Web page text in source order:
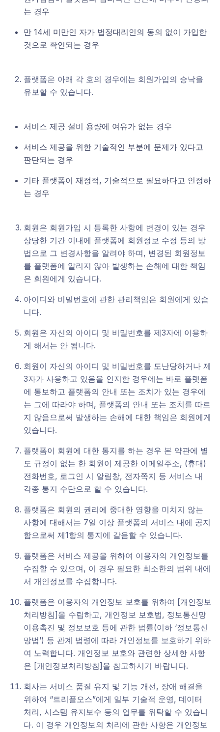
는 경우
만 14세 미만인 자가 법정대리인의 동의 없이 가입한
것으로 확인되는 경우
플랫폼은 아래 각 호의 경우에는 회원가입의 승낙을
유보할 수 있습니다.
서비스 제공 설비 용량에 여유가 없는 경우
서비스 제공을 위한 기술적인 부분에 문제가 있다고
판단되는 경우
기타 플랫폼이 재정적, 기술적으로 필요하다고 인정하
는 경우
회원은 회원가입 시 등록한 사항에 변경이 있는 경우
상당한 기간 이내에 플랫폼에 회원정보 수정 등의 방
법으로 그 변경사항을 알려야 하며, 변경된 회원정보
를 플랫폼에 알리지 않아 발생하는 손해에 대한 책임
은 회원에게 있습니다.
아이디와 비밀번호에 관한 관리책임은 회원에게 있습
니다.
회원은 자신의 아이디 및 비밀번호를 제3자에 이용하
게 해서는 안 됩니다.
회원이 자신의 아이디 및 비밀번호를 도난당하거나 제
3자가 사용하고 있음을 인지한 경우에는 바로 플랫폼
에 통보하고 플랫폼의 안내 또는 조치가 있는 경우에
는 그에 따라야 하며, 플랫폼의 안내 또는 조치를 따르
지 않음으로써 발생하는 손해에 대한 책임은 회원에게
있습니다.
플랫폼이 회원에 대한 통지를 하는 경우 본 약관에 별
도 규정이 없는 한 회원이 제공한 이메일주소, (휴대)
전화번호, 로그인 시 알림창, 전자쪽지 등 서비스 내
각종 통지 수단으로 할 수 있습니다.
플랫폼은 회원의 권리에 중대한 영향을 미치지 않는
사항에 대해서는 7일 이상 플랫폼의 서비스 내에 공지
함으로써 제1항의 통지에 갈음할 수 있습니다.
플랫폼은 서비스 제공을 위하여 이용자의 개인정보를
수집할 수 있으며, 이 경우 필요한 최소한의 범위 내에
서 개인정보를 수집합니다.
플랫폼은 이용자의 개인정보 보호를 위하여 [개인정보
처리방침]을 수립하고, 개인정보 보호법, 정보통신망
이용촉진 및 정보보호 등에 관한 법률(이하 ‘정보통신
망법’) 등 관계 법령에 따라 개인정보를 보호하기 위하
여 노력합니다. 개인정보 보호와 관련한 상세한 사항
은 [개인정보처리방침]을 참고하시기 바랍니다.
회사는 서비스 품질 유지 및 기능 개선, 장애 해결을
위하여 “트리플오스”에게 일부 기술적 운영, 데이터
처리, 시스템 유지보수 등의 업무를 위탁할 수 있습니
다. 이 경우 개인정보의 처리에 관한 사항은 개인정보